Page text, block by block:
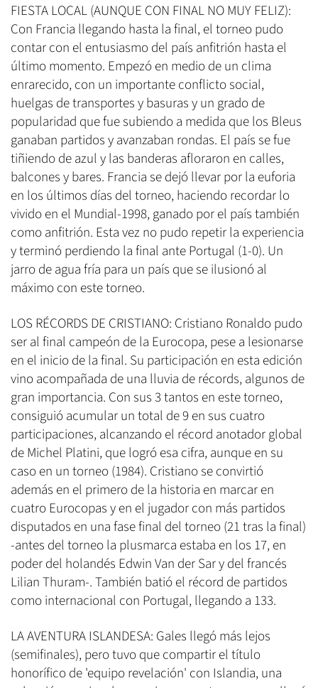
FIESTA LOCAL (AUNQUE CON FINAL NO MUY FELIZ):
Con Francia llegando hasta la final, el torneo pudo
contar con el entusiasmo del país anfitrión hasta el
último momento. Empezó en medio de un clima
enrarecido, con un importante conflicto social,
huelgas de transportes y basuras y un grado de
popularidad que fue subiendo a medida que los Bleus
ganaban partidos y avanzaban rondas. El país se fue
tiñiendo de azul y las banderas afloraron en calles,
balcones y bares. Francia se dejó llevar por la euforia
en los últimos días del torneo, haciendo recordar lo
vivido en el Mundial-1998, ganado por el país también
como anfitrión. Esta vez no pudo repetir la experiencia
y terminó perdiendo la final ante Portugal (1-0). Un
jarro de agua fría para un país que se ilusionó al
máximo con este torneo.
LOS RÉCORDS DE CRISTIANO: Cristiano Ronaldo pudo
ser al final campeón de la Eurocopa, pese a lesionarse
en el inicio de la final. Su participación en esta edición
vino acompañada de una lluvia de récords, algunos de
gran importancia. Con sus 3 tantos en este torneo,
consiguió acumular un total de 9 en sus cuatro
participaciones, alcanzando el récord anotador global
de Michel Platini, que logró esa cifra, aunque en su
caso en un torneo (1984). Cristiano se convirtió
además en el primero de la historia en marcar en
cuatro Eurocopas y en el jugador con más partidos
disputados en una fase final del torneo (21 tras la final)
-antes del torneo la plusmarca estaba en los 17, en
poder del holandés Edwin Van der Sar y del francés
Lilian Thuram-. También batió el récord de partidos
como internacional con Portugal, llegando a 133.
LA AVENTURA ISLANDESA: Gales llegó más lejos
(semifinales), pero tuvo que compartir el título
honorífico de 'equipo revelación' con Islandia, una